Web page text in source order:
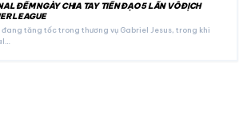
ĐẾM NGÀY CHIA TAY TIỀN ĐẠO 5 LẦN VÔ ĐỊCH
LEAGUE
đang tăng tốc trong thương vụ Gabriel Jesus, trong khi